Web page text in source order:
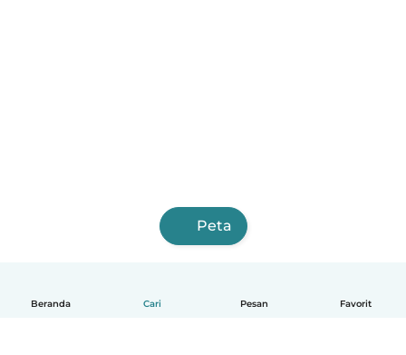
Beranda Cari Pesan Favorit
Peta